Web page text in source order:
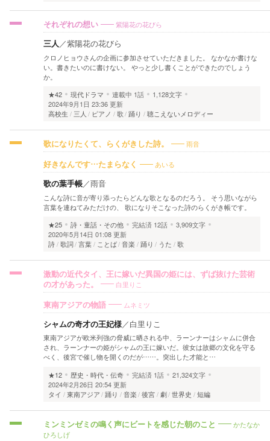
それぞれの想い 紫陽花の花びら
三人／紫陽花の花びら
クロノヒョウさんの企画に参加させていただきました。 なかなか書けな
い。書きたいのに書けない。 やっと少し書くことができたのでしょう
か。
★42
現代ドラマ 連載中 1話
1,128文字
2024年9月1日 23:36 更新
高校生
三人 ピアノ 歌 踊り 聴こえないメロディー
歌になりたくて、らくがきした詩。 雨音
好きなんです…たまらなく あいる
歌の葉手帳／雨音
こんな詩に音が寄り添ったらどんな歌となるのだろう。 そう思いながら
言葉を連ねてみただけの、 歌になりそこなった詩のらくがき帳です。
★25
詩・童話・その他 完結済 12話
3,909文字
2020年5月14日 01:08 更新
詩 歌詞 言葉 ことば 音楽 踊り うた 歌
激動の近代タイ、王に嫁いだ異国の姫には、ずば抜けた芸術
の才があった。
白里りこ
東南アジアの物語 ムネミツ
シャムの奇才の王妃様／白里りこ
東南アジアが欧米列強の脅威に晒される中、ラーンナーはシャムに併合
され、ラーンナーの姫がシャムの王に嫁いだ。彼女は故郷の文化を守る
べく、後宮で催し物を開くのだが……。突出した才能と…
★12
歴史・時代・伝奇 完結済 1話
21,324文字
2024年2月26日 20:54 更新
タイ
東南アジア 踊り 音楽 後宮 劇 世界史 短編
ミンミンゼミの鳴く声にビートを感じた朝のこと
かたなか
ひろしげ